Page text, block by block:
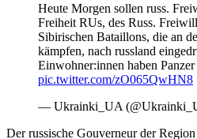
Heute Morgen sollen russ.
Freiheit RUs, des Russ.
Sibirischen Bataillons, die an
kämpfen, nach russland
Einwohner:innen haben Panzer
pic.twitter.com/zO065QwHN8
— Ukrainki_UA
Der russische Gouverneur der